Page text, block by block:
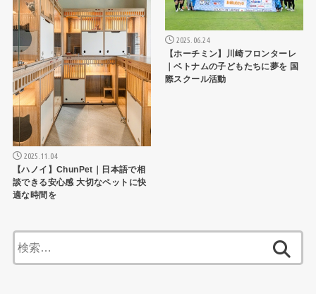
2025.11.04
【ハノイ】ChunPet｜日本語で相
談できる安心感 大切なペットに快
適な時間を
2025.06.24
【ホーチミン】川崎フロンターレ
｜ベトナムの子どもたちに夢を 国
際スクール活動
索: